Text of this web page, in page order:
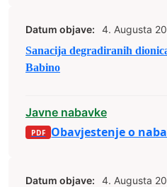
Datum objave:
4. Augusta
Sanacija degradiranih
Babino
Javne nabavke
Obavjestenje o
Datum objave:
4. Augusta